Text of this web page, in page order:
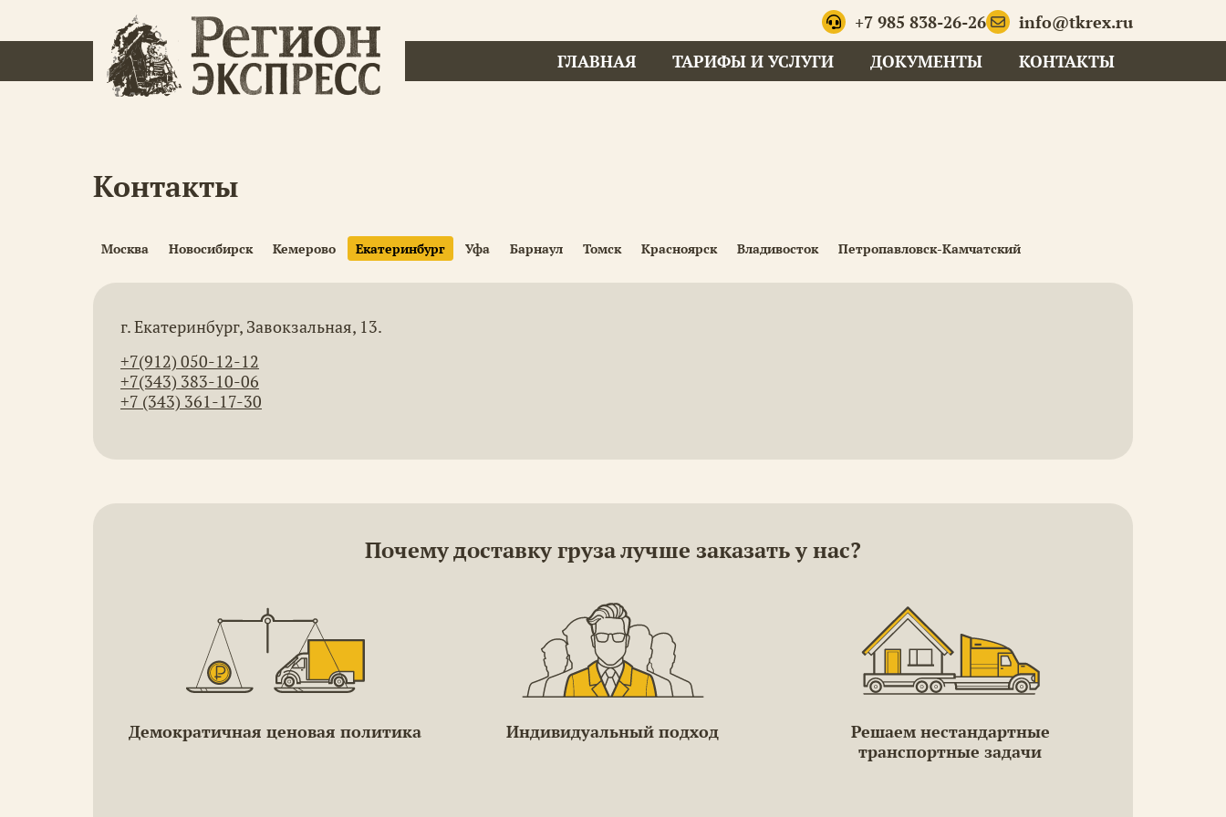
+7 985 838-26-26
info@tkrex.ru
ГЛАВНАЯ
ТАРИФЫ И УСЛУГИ ДОКУМЕНТЫ КОНТАКТЫ
Контакты
Москва Новосибирск Кемерово Екатеринбург Уфа Барнаул Томск Красноярск Владивосток Петропавловск-Камчатский
г. Екатеринбург, Завокзальная, 13.
+7(912) 050-12-12
+7(343) 383-10-06
+7 (343) 361-17-30
Почему доставку груза лучше заказать у нас?
Демократичная ценовая политика Индивидуальный подход
Решаем нестандартные
транспортные задачи